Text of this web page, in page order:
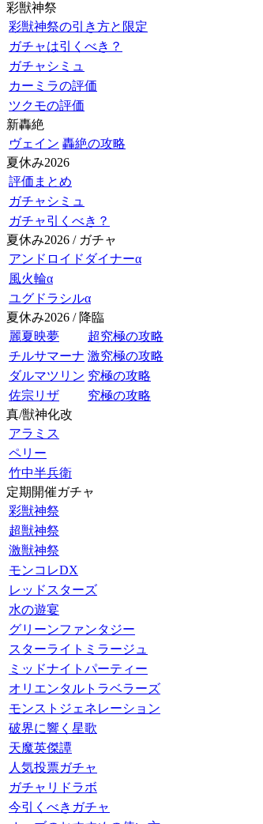
彩獣神祭
彩獣神祭の引き方と限定
ガチャは引くべき？
ガチャシミュ
カーミラの評価
ツクモの評価
新轟絶
ヴェイン 轟絶の攻略
夏休み2026
評価まとめ
ガチャシミュ
ガチャ引くべき？
夏休み2026 / ガチャ
アンドロイドダイナーα
風火輪α
ユグドラシルα
夏休み2026 / 降臨
麗夏映夢
超究極の攻略
チルサマーナ 激究極の攻略
ダルマツリン 究極の攻略
佐宗リザ
究極の攻略
真/獣神化改
アラミス
ペリー
竹中半兵衛
定期開催ガチャ
彩獣神祭
超獣神祭
激獣神祭
モンコレDX
レッドスターズ
水の遊宴
グリーンファンタジー
スターライトミラージュ
ミッドナイトパーティー
オリエンタルトラベラーズ
モンストジェネレーション
破界に響く星歌
天魔英傑譚
人気投票ガチャ
ガチャリドラボ
今引くべきガチャ